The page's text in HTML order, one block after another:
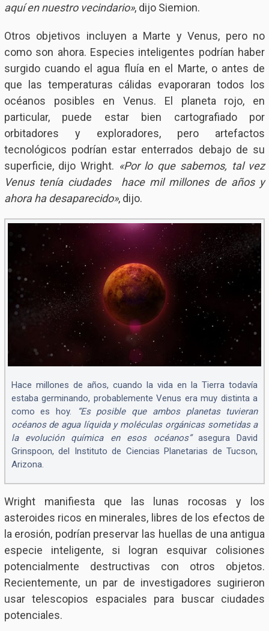
aquí en nuestro vecindario», dijo Siemion.
Otros objetivos incluyen a Marte y Venus, pero no
como son ahora. Especies inteligentes podrían haber
surgido cuando el agua fluía en el Marte, o antes de
que las temperaturas cálidas evaporaran todos los
océanos posibles en Venus. El planeta rojo, en
particular, puede estar bien cartografiado por
orbitadores y exploradores, pero artefactos
tecnológicos podrían estar enterrados debajo de su
superficie, dijo Wright. «Por lo que sabemos, tal vez
Venus tenía ciudades hace mil millones de años y
ahora ha desaparecido», dijo.
Hace millones de años, cuando la vida en la Tierra todavía
estaba germinando, probablemente Venus era muy distinta a
como es hoy.
“Es posible que ambos planetas tuvieran
océanos de agua líquida y moléculas orgánicas sometidas a
la evolución química en esos océanos”asegura David
Grinspoon, del Instituto de Ciencias Planetarias de Tucson,
Arizona.
Wright manifiesta que las lunas rocosas y los
asteroides ricos en minerales, libres de los efectos de
la erosión, podrían preservar las huellas de una antigua
especie inteligente, si logran esquivar colisiones
potencialmente destructivas con otros objetos.
Recientemente, un par de investigadores sugirieron
usar telescopios espaciales para buscar ciudades
potenciales.